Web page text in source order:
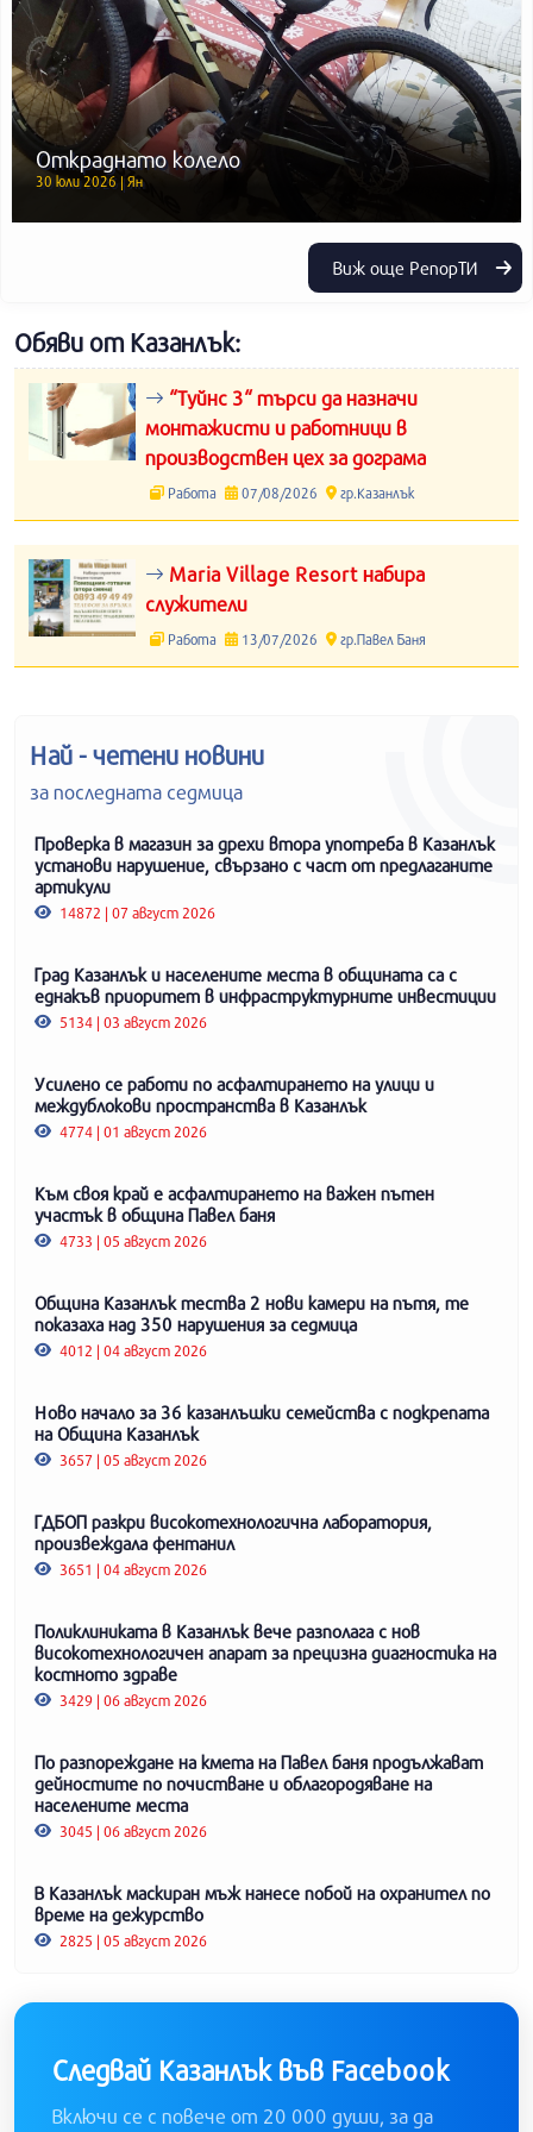
Откраднато колело
30 юли 2026 | Ян
Виж още РепорТИ
Обяви от Казанлък:
“Туйнс 3“ търси да назначи
монтажисти и работници в
производствен цех за дограма
Работа 07/08/2026 гр.Казанлък
Maria Village Resort набира
служители
Работа 13/07/2026 гр.Павел Баня
Най - четени новини
за последната седмица
Проверка в магазин за дрехи втора употреба в Казанлък
установи нарушение, свързано с част от предлаганите
артикули
14872 | 07 август 2026
Град Казанлък и населените места в общината са с
еднакъв приоритет в инфраструктурните инвестиции
5134 | 03 август 2026
Усилено се работи по асфалтирането на улици и
междублокови пространства в Казанлък
4774 | 01 август 2026
Към своя край е асфалтирането на важен пътен
участък в община Павел баня
4733 | 05 август 2026
Община Казанлък тества 2 нови камери на пътя, те
показаха над 350 нарушения за седмица
4012 | 04 август 2026
Ново начало за 36 казанлъшки семейства с подкрепата
на Община Казанлък
3657 | 05 август 2026
ГДБОП разкри високотехнологична лаборатория,
произвеждала фентанил
3651 | 04 август 2026
Поликлиниката в Казанлък вече разполага с нов
високотехнологичен апарат за прецизна диагностика на
костното здраве
3429 | 06 август 2026
По разпореждане на кмета на Павел баня продължават
дейностите по почистване и облагородяване на
населените места
3045 | 06 август 2026
В Казанлък маскиран мъж нанесе побой на охранител по
време на дежурство
2825 | 05 август 2026
Следвай Казанлък във Facebook
Включи се с повече от 20 000 души, за да